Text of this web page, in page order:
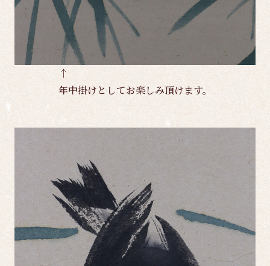
↑
年中掛けとしてお楽しみ頂けます。